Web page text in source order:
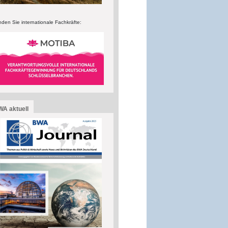
Sie internationale Fachkräfte:
aktuell